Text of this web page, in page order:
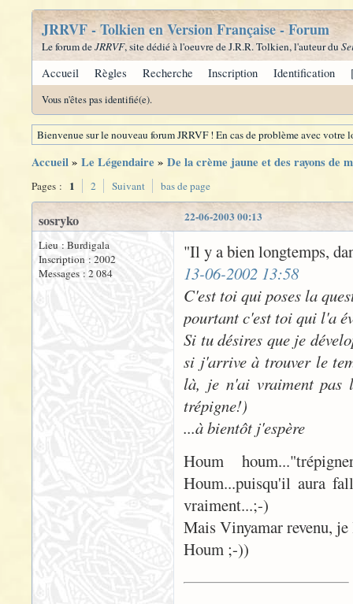
JRRVF - Tolkien en Version Française - Forum
Le forum deJRRVF, site dédié à l'oeuvre de J.R.R. Tolkien, l'auteur du
Accueil Règles Recherche Inscription Identification
Vous n'êtes pas identifié(e).
Bienvenue sur le nouveau forum JRRVF ! En cas de problème avec
Accueil» Le Légendaire » De la crème jaune et des rayons de
Pages : 1 2 Suivant bas de page
22-06-2003 00:13
sosryko
Lieu : Burdigala
Inscription : 2002
Messages : 2 084
"Il y a bien longtemps,
13-06-2002 13:58
C'est toi qui poses la
pourtant c'est toi qui l'a
Si tu désires que je
si j'arrive à trouver le
là, je n'ai vraiment pas
trépigne!)
...à bientôt j'espère
Houm
Houm...puisqu'il aura
vraiment...;-)
Mais Vinyamar revenu,
Houm ;-))